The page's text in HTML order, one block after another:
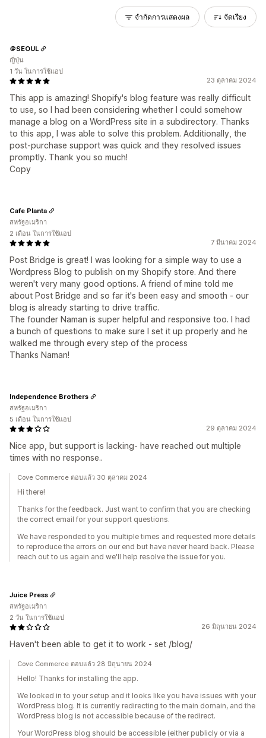
จำกัดการแสดงผล จัดเรียง
23 ตุลาคม 2024
This app is amazing! Shopify's blog feature was really difficult
to use, so I had been considering whether I could somehow
manage a blog on a WordPress site in a subdirectory. Thanks
to this app, I was able to solve this problem. Additionally, the
post-purchase support was quick and they resolved issues
promptly. Thank you so much!
Copy
＠SEOUL
ญี่ปุ่น
1 วัน ในการใช้แอป
7 มีนาคม 2024
Post Bridge is great! I was looking for a simple way to use a
Wordpress Blog to publish on my Shopify store. And there
weren't very many good options. A friend of mine told me
about Post Bridge and so far it's been easy and smooth - our
blog is already starting to drive traffic.
The founder Naman is super helpful and responsive too. I had
a bunch of questions to make sure I set it up properly and he
walked me through every step of the process
Thanks Naman!
Cafe Planta
สหรัฐอเมริกา
2 เดือน ในการใช้แอป
29 ตุลาคม 2024
Nice app, but support is lacking- have reached out multiple
times with no response..
Independence Brothers
สหรัฐอเมริกา
5 เดือน ในการใช้แอป
Cove Commerce ตอบแล้ว 30 ตุลาคม 2024
Hi there!
Thanks for the feedback. Just want to confirm that you are checking
the correct email for your support questions.
We have responded to you multiple times and requested more details
to reproduce the errors on our end but have never heard back. Please
reach out to us again and we'll help resolve the issue for you.
26 มิถุนายน 2024
Haven't been able to get it to work - set /blog/
Juice Press
สหรัฐอเมริกา
2 วัน ในการใช้แอป
Cove Commerce ตอบแล้ว 28 มิถุนายน 2024
Hello! Thanks for installing the app.
We looked in to your setup and it looks like you have issues with your
WordPress blog. It is currently redirecting to the main domain, and the
WordPress blog is not accessible because of the redirect.
Your WordPress blog should be accessible (either publicly or via a